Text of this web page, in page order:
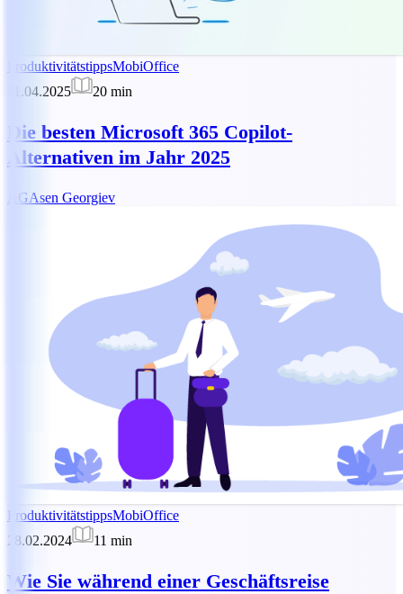
ProduktivitätstippsMobiOffice
11.04.2025
20 min
Die besten Microsoft 365 Copilot-
Alternativen im Jahr 2025
AGAsen Georgiev
ProduktivitätstippsMobiOffice
28.02.2024
11 min
Wie Sie während einer Geschäftsreise